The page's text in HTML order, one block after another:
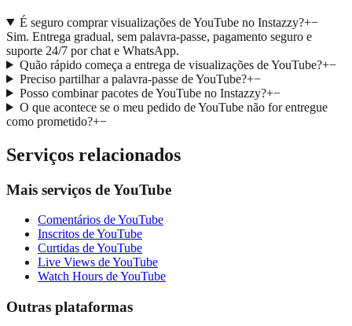
É seguro comprar visualizações de YouTube no Instazzy?+−
Sim. Entrega gradual, sem palavra-passe, pagamento seguro e
suporte 24/7 por chat e WhatsApp.
Quão rápido começa a entrega de visualizações de YouTube?+−
Preciso partilhar a palavra-passe de YouTube?+−
Posso combinar pacotes de YouTube no Instazzy?+−
O que acontece se o meu pedido de YouTube não for entregue
como prometido?+−
Serviços relacionados
Mais serviços de YouTube
Comentários de YouTube
Inscritos de YouTube
Curtidas de YouTube
Live Views de YouTube
Watch Hours de YouTube
Outras plataformas